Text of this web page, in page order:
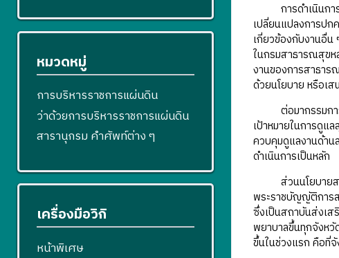
การดำเนินการจั
เปลี่ยนแปลงการปก
เกี่ยวข้องกับงานอื่
ในกรมสาธารณสุข
งานของการสาธา
ด้วยนโยบาย หรือเ
ต่อมากรรมการชุ
เป้าหมายในการดูแ
ควบคุมดูแลงานด้าน
ดำเนินการเป็นหลัก
ส่วนนโยบายสร้า
พระราชบัญญัติการ
ซึ่งเป็นสถาบันส่งเส
พยาบาลขึ้นทุกจังห
ขึ้นในช่วงแรก คือที่
หมวดหมู่
การบริหารราชการแผ่นดิน
ว่าด้วยการบริหารราชการแผ่นดิน
สารานุกรม คำศัพท์ต่าง ๆ
เครื่องมือวิกิ
หน้าพิเศษ